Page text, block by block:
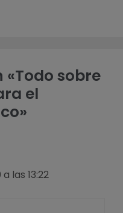
sobre
el
las 13:22